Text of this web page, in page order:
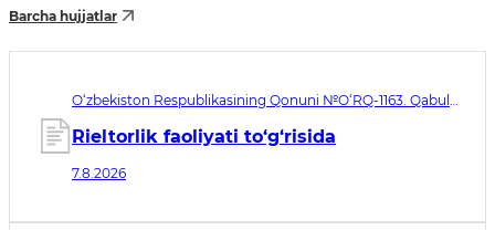
Barcha hujjatlar
O‘zbekiston Respublikasining Qonuni №O‘RQ-1163. Qabul
Rieltorlik faoliyati to‘g‘risida
7.8.2026